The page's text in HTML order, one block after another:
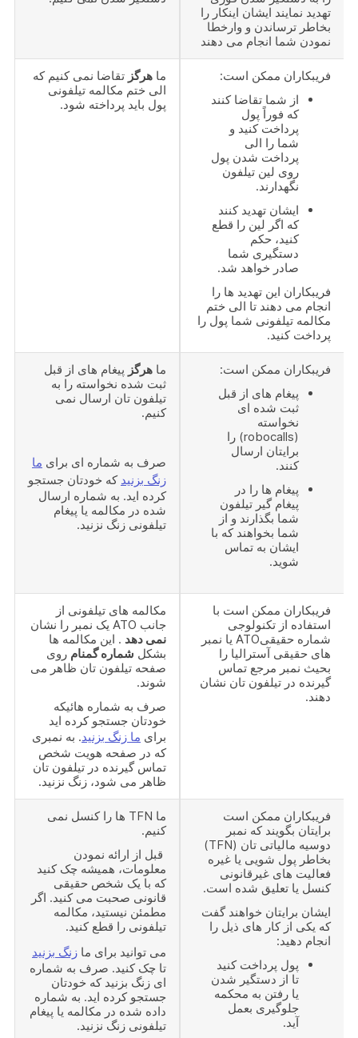
تهدید نمایند ایشان اینکار را
بخاطر ترساندن و وارخطا
نمودن شما انجام می دهند
فریبکاران ممکن است:
از شما تقاضا کنند
که فوراً پول
پرداخت کنید و
شما را الی
پرداخت شدن پول
روی لین تیلفون
نگهدارند.
ایشان تهدید کنند
که اگر لین را قطع
کنید، حکم
دستگیری شما
صادر خواهد شد.
فریبکاران این تهدید ها را
انجام می دهند تا الی ختم
مکالمه تیلفونی شما پول را
پرداخت کنید.
ما هرگز تقاضا نمی کنیم که
الی ختم مکالمه تیلفونی
پول باید پرداخته شود.
فریبکاران ممکن است:
پیغام های از قبل
ثبت شده ای
نخواسته
(robocalls) را
برایتان ارسال
کنند.
پیغام ها را در
پیغام گیر تیلفون
شما بگذارند و از
شما بخواهند که با
ایشان به تماس
شوید.
ما هرگز پیغام های از قبل
ثبت شده نخواسته را به
تیلفون تان ارسال نمی
کنیم.
صرف به شماره ای برای ما
زنگ بزنید که خودتان جستجو
کرده اید. به شماره ارسال
شده در مکالمه یا پیغام
تیلفونی زنگ نزنید.
فریبکاران ممکن است با
استفاده از تکنولوجی
شماره حقیقیATO یا نمبر
های حقیقی آسترالیا را
بحیث نمبر مرجع تماس
گیرنده در تیلفون تان نشان
دهند.
مکالمه های تیلفونی از
جانب ATO یک نمبر را نشان
نمی دهد . این مکالمه ها
بشکل شماره گمنام روی
صفحه تیلفون تان ظاهر می
شوند.
صرف به شماره هائیکه
خودتان جستجو کرده اید
برای ما زنگ بزنید. به نمبری
که در صفحه هویت شخص
تماس گیرنده در تیلفون تان
ظاهر می شود، زنگ نزنید.
فریبکاران ممکن است
برایتان بگویند که نمبر
دوسیه مالیاتی تان (TFN)
بخاطر پول شویی یا غیره
فعالیت های غیرقانونی
کنسل یا تعلیق شده است.
ایشان برایتان خواهند گفت
که یکی از کار های ذیل را
انجام دهید:
پول پرداخت کنید
تا از دستگیر شدن
یا رفتن به محکمه
جلوگیری بعمل
آید.
ما TFN ها را کنسل نمی
کنیم.
قبل از ارائه نمودن
معلومات، همیشه چک کنید
که با یک شخص حقیقی
قانونی صحبت می کنید. اگر
مطمئن نیستید، مکالمه
تیلفونی را قطع کنید.
می توانید برای ما زنگ بزنید
تا چک کنید. صرف به شماره
ای زنگ بزنید که خودتان
جستجو کرده اید. به شماره
داده شده در مکالمه یا پیغام
تیلفونی زنگ نزنید.